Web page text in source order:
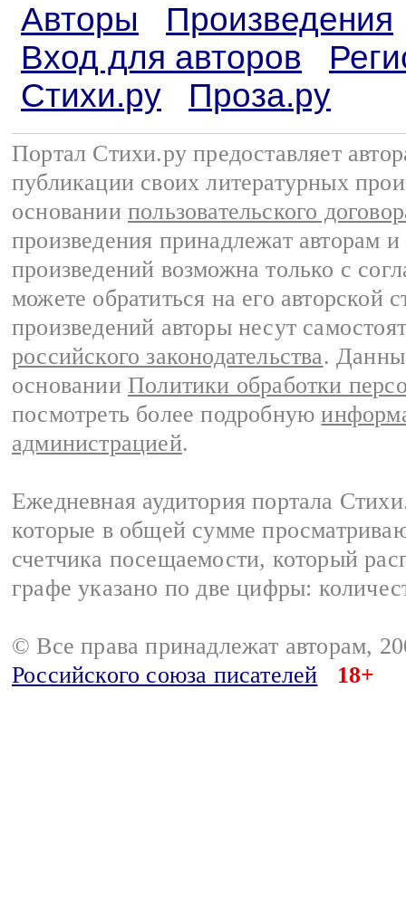
Авторы
Произведения
Вход для авторов
Стихи.ру
Проза.ру
Портал Стихи.ру предоставляет
публикации своих литературных
основании пользовательского
произведения принадлежат авторам
произведений возможна только с
можете обратиться на его авторской
произведений авторы несут
российского законодательства.
основании Политики обработки
посмотреть более подробную
администрацией.
Ежедневная аудитория портала
которые в общей сумме
счетчика посещаемости, который
графе указано по две цифры:
© Все права принадлежат авторам,
Российского союза писателей
18+